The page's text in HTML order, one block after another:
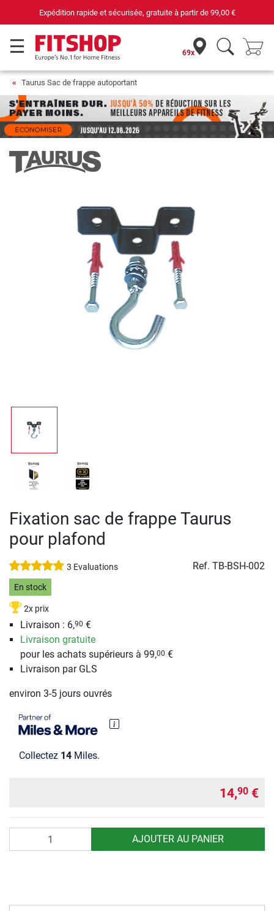
69 magasins avec 75 techniciens
69x
Taurus Sac de frappe autoportant
Fixation sac de frappe Taurus
pour plafond
3 Evaluations Ref. TB-BSH-002
En stock
2x prix
Livraison : 6,90 €
Livraison gratuite
pour les achats supérieurs à 99,00 €
Livraison par GLS
environ 3-5 jours ouvrés
Collectez 14 Miles.
14,90 €
AJOUTER AU PANIER